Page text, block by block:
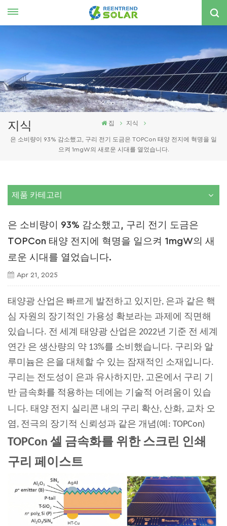
국의
지식 집 지식
은 소비량이 93% 감소했고, 구리 전기 도금은 TOPCon 태양 전지에 혁명을 일
으켜 1mgW의 새로운 시대를 열었습니다.
제품 카테고리
은 소비량이 93% 감소했고, 구리 전기 도금은
TOPCon 태양 전지에 혁명을 일으켜 1mgW의 새
로운 시대를 열었습니다.
Apr 21, 2025
태양광 산업은 빠르게 발전하고 있지만, 은과 같은 핵
심 자원의 장기적인 가용성 확보라는 과제에 직면해
있습니다. 전 세계 태양광 산업은 2022년 기준 전 세계
연간 은 생산량의 약 13%를 소비했습니다. 구리와 알
루미늄은 은을 대체할 수 있는 잠재적인 소재입니다.
구리는 전도성이 은과 유사하지만, 고온에서 구리 기
반 금속화를 적용하는 데에는 기술적 어려움이 있습
니다. 태양 전지
실리콘 내의 구리 확산, 산화, 교차 오
염, 전극의 장기적 신뢰성과 같은 개념(예: TOPCon)
TOPCon 셀 금속화를 위한 스크린 인쇄
구리 페이스트